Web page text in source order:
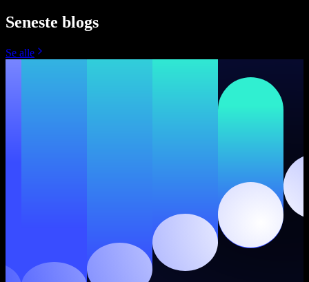
Seneste blogs
Se alle